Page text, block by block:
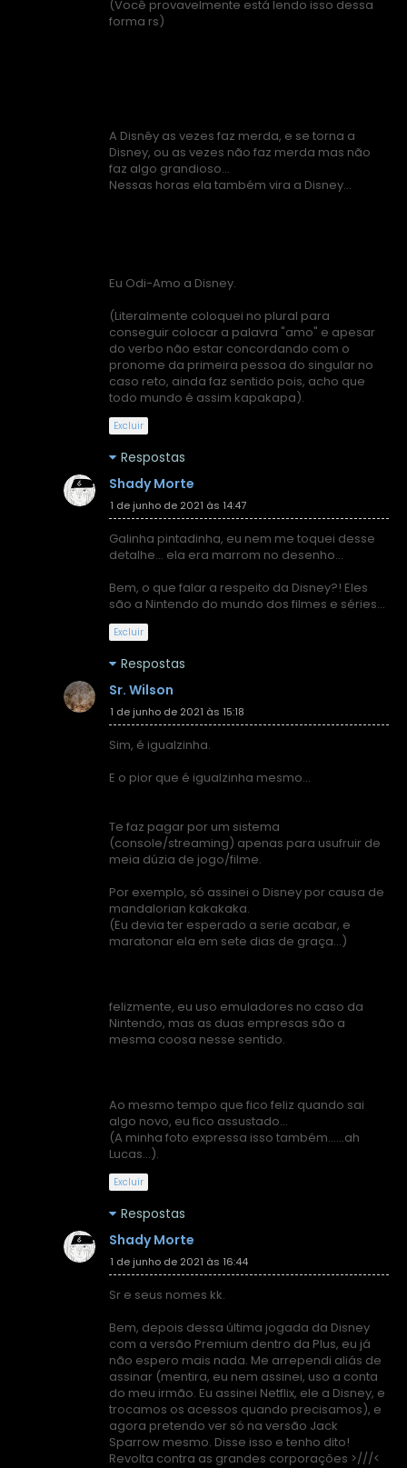
(Você provavelmente está lendo isso dessa
forma rs)
A Disnêy as vezes faz merda, e se torna a
Disney, ou as vezes não faz merda mas não
faz algo grandioso...
Nessas horas ela também vira a Disney...
Eu Odi-Amo a Disney.
(Literalmente coloquei no plural para
conseguir colocar a palavra "amo" e apesar
do verbo não estar concordando com o
pronome da primeira pessoa do singular no
caso reto, ainda faz sentido pois, acho que
todo mundo é assim kapakapa).
Excluir
Respostas
Shady Morte
1 de junho de 2021 às 14:47
Galinha pintadinha, eu nem me toquei desse
detalhe... ela era marrom no desenho...
Bem, o que falar a respeito da Disney?! Eles
são a Nintendo do mundo dos filmes e séries...
Excluir
Respostas
Sr. Wilson
1 de junho de 2021 às 15:18
Sim, é igualzinha.
E o pior que é igualzinha mesmo...
Te faz pagar por um sistema
(console/streaming) apenas para usufruir de
meia dúzia de jogo/filme.
Por exemplo, só assinei o Disney por causa de
mandalorian kakakaka.
(Eu devia ter esperado a serie acabar, e
maratonar ela em sete dias de graça...)
felizmente, eu uso emuladores no caso da
Nintendo, mas as duas empresas são a
mesma coosa nesse sentido.
Ao mesmo tempo que fico feliz quando sai
algo novo, eu fico assustado...
(A minha foto expressa isso também......ah
Lucas...).
Excluir
Respostas
Shady Morte
1 de junho de 2021 às 16:44
Sr e seus nomes kk.
Bem, depois dessa última jogada da Disney
com a versão Premium dentro da Plus, eu já
não espero mais nada. Me arrependi aliás de
assinar (mentira, eu nem assinei, uso a conta
do meu irmão. Eu assinei Netflix, ele a Disney, e
trocamos os acessos quando precisamos), e
agora pretendo ver só na versão Jack
Sparrow mesmo. Disse isso e tenho dito!
Revolta contra as grandes corporações >///<